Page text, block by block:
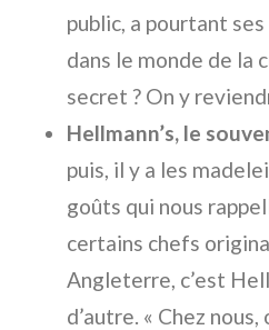
public, a pourtant
dans le monde de la
secret ? On y
Hellmann’s, le
puis, il y a les
goûts qui nous
certains chefs
Angleterre, c’est
d’autre. « Chez